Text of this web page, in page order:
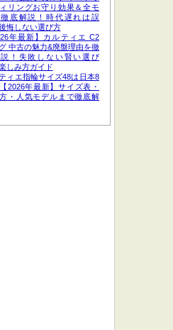
リングお守り効果＆全モ
底解説！時代遅れは誤
悔しない選び方
年最新】カルティエ C2
中古の魅力&廃盤理由を徹
説！失敗しない賢い選び
しみ方ガイド
ィエ指輪サイズ48は日本8
2026年最新】サイズ表・
・人気モデルまで徹底解